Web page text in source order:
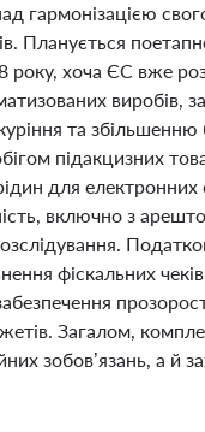
гармонізацією
Планується
року, хоча ЄС вже
виробів,
та
підакцизних
для
включно з
фіскальних
Загалом,
зобов’язань, а